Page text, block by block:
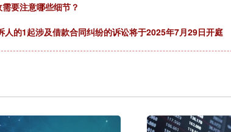
要注意哪些细节？
人的1起涉及借款合同纠纷的诉讼将于2025年7月29日开庭